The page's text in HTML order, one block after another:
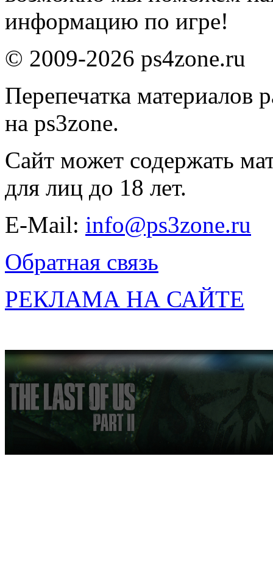
информацию по игре!
© 2009-2026 ps4zone.ru
Перепечатка материалов
на ps3zone.
Сайт может содержать
для лиц до 18 лет.
E-Mail: info@ps3zone.ru
Обратная связь
РЕКЛАМА НА САЙТЕ